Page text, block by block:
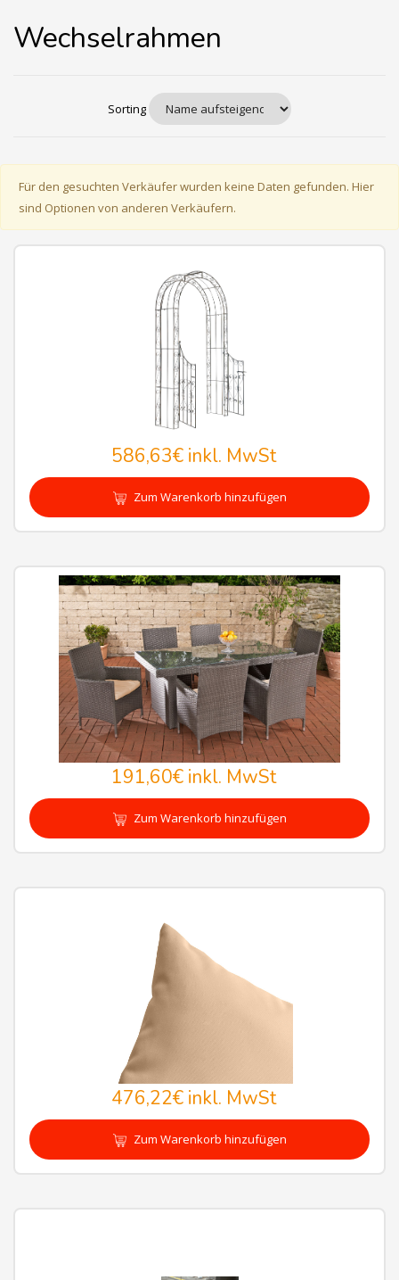
Wechselrahmen
Sorting
Für den gesuchten Verkäufer wurden keine Daten gefunden. Hier
sind Optionen von anderen Verkäufern.
586,63€inkl. MwSt
Zum Warenkorb hinzufügen
191,60€inkl. MwSt
Zum Warenkorb hinzufügen
476,22€inkl. MwSt
Zum Warenkorb hinzufügen